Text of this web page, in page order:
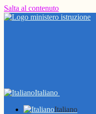
Salta al contenuto
Italiano
Italiano